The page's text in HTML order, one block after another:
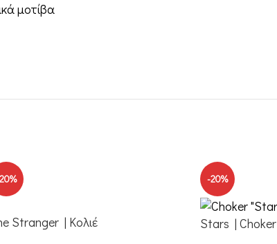
μοτίβα
Stranger | Κολιέ
-20%
Stars | Choker